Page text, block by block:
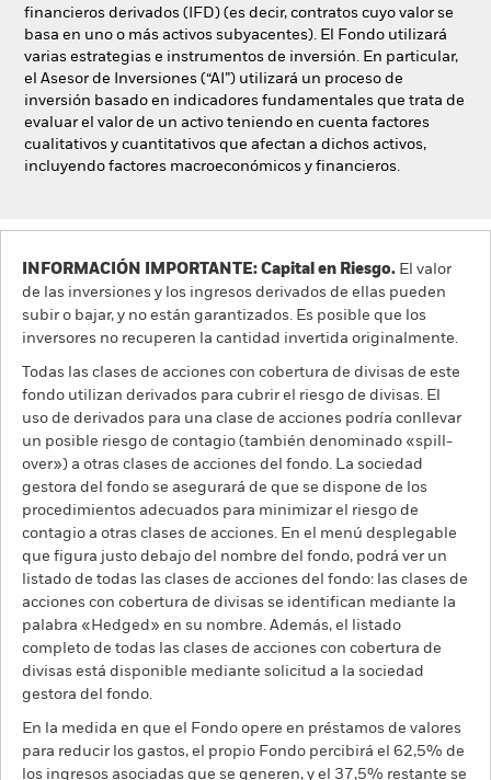
financieros derivados (IFD) (es decir, contratos cuyo valor se
basa en uno o más activos subyacentes). El Fondo utilizará
varias estrategias e instrumentos de inversión. En particular,
el Asesor de Inversiones (“AI”) utilizará un proceso de
inversión basado en indicadores fundamentales que trata de
evaluar el valor de un activo teniendo en cuenta factores
cualitativos y cuantitativos que afectan a dichos activos,
incluyendo factores macroeconómicos y financieros.
INFORMACIÓN IMPORTANTE: Capital en Riesgo. El valor
de las inversiones y los ingresos derivados de ellas pueden
subir o bajar, y no están garantizados. Es posible que los
inversores no recuperen la cantidad invertida originalmente.
Todas las clases de acciones con cobertura de divisas de este
fondo utilizan derivados para cubrir el riesgo de divisas. El
uso de derivados para una clase de acciones podría conllevar
un posible riesgo de contagio (también denominado «spill-
over») a otras clases de acciones del fondo. La sociedad
gestora del fondo se asegurará de que se dispone de los
procedimientos adecuados para minimizar el riesgo de
contagio a otras clases de acciones. En el menú desplegable
que figura justo debajo del nombre del fondo, podrá ver un
listado de todas las clases de acciones del fondo: las clases de
acciones con cobertura de divisas se identifican mediante la
palabra «Hedged» en su nombre. Además, el listado
completo de todas las clases de acciones con cobertura de
divisas está disponible mediante solicitud a la sociedad
gestora del fondo.
En la medida en que el Fondo opere en préstamos de valores
para reducir los gastos, el propio Fondo percibirá el 62,5% de
los ingresos asociadas que se generen, y el 37,5% restante se